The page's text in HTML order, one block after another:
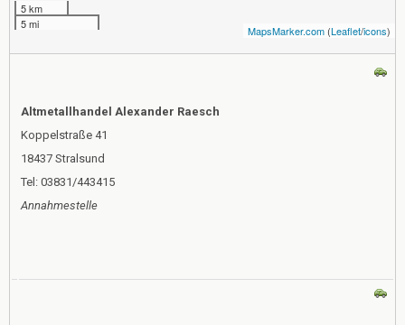
5 km
5 mi
MapsMarker.com (Leaflet/icons)
Altmetallhandel Alexander Raesch
Koppelstraße 41
18437 Stralsund
Tel: 03831/443415
Annahmestelle